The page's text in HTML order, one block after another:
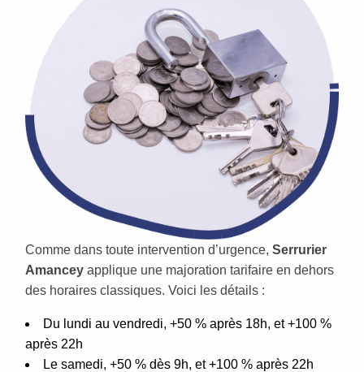
Comme dans toute intervention d’urgence, Serrurier
Amancey applique une majoration tarifaire en dehors
des horaires classiques. Voici les détails :
Du lundi au vendredi, +50 % après 18h, et +100 %
après 22h
Le samedi, +50 % dès 9h, et +100 % après 22h